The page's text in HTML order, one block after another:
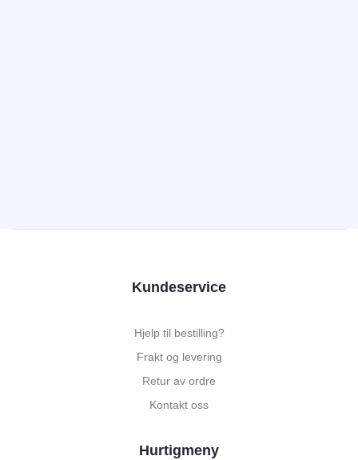
Kundeservice
Hjelp til bestilling?
Frakt og levering
Retur av ordre
Kontakt oss
Hurtigmeny